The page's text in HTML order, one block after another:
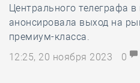
Центрального телеграфа
анонсировала выход на
премиум-класса.
12:25, 20 ноября 2023
0